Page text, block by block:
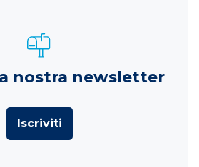
nostra newsletter
Iscriviti